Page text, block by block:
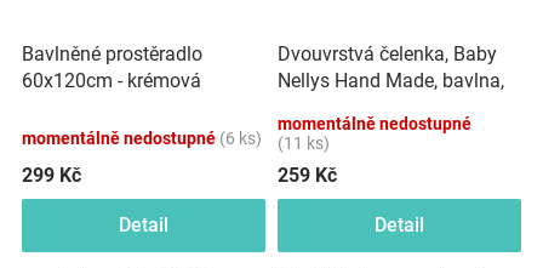
Bavlněné prostěradlo
60x120cm - krémová
momentálně nedostupné (6 ks)
299 Kč
Detail
Dvouvrstvá čelenka, Baby
Nellys Hand Made, bavlna,
80/98
momentálně nedostupné
(11 ks)
259 Kč
Detail